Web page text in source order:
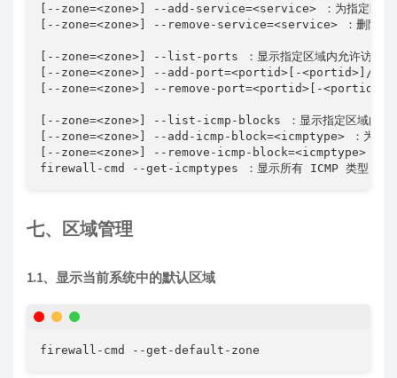
[--zone=<zone>] --add-service=<service> ：为指定区域设
[--zone=<zone>] --remove-service=<service> ：删除指定
[--zone=<zone>] --list-ports ：显示指定区域内允许访问的
[--zone=<zone>] --add-port=<portid>[-<portid>]/
[--zone=<zone>] --remove-port=<portid>[-<portid>]/
[--zone=<zone>] --list-icmp-blocks ：显示指定区域内拒绝
[--zone=<zone>] --add-icmp-block=<icmptype> ：为指定
[--zone=<zone>] --remove-icmp-block=<icmptype> ：删除
firewall-cmd --get-icmptypes ：显示所有 ICMP 类型
七、区域管理
1.1、显示当前系统中的默认区域
firewall-cmd --get-default-zone